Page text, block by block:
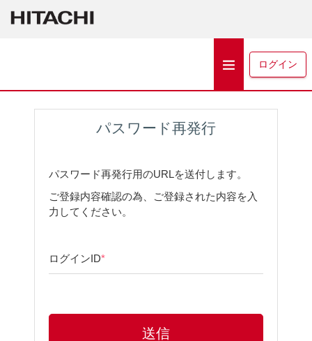
ログイン
パスワード再発行
パスワード再発行用のURLを送付します。
ご登録内容確認の為、ご登録された内容を入
力してください。
ログインID*
送信